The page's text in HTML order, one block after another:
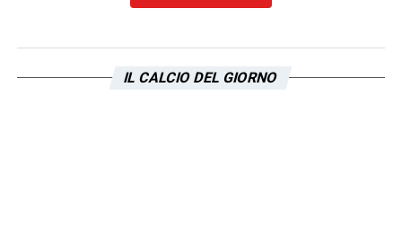
Lazio sarriana” autentica. Il
formazione di alto livello e in una fase di
IL CALCIO DEL GIORNO